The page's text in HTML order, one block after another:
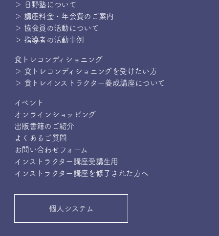
＞ 日野塾について
＞ 講座料金・年会費のご案内
＞ 協会員の活動について
＞ 指導者の活動事例
食トレコンディショニング
＞ 食トレコンディショニングを受けたい方
＞ 食トレインストラクター養成講座について
イベント
オンラインショッピング
出版書籍のご紹介
よくあるご質問
お問い合わせフォーム
インストラクター講座受講生用
インストラクター講座を修了された方へ
個人システム